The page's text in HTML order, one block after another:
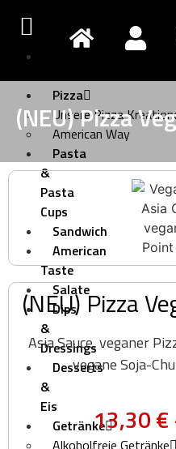
Pizza
Unsere Pizza
American Way
Pasta
&
Pasta
Cups
Sandwich
American
Taste
Salate
Dips
&
Dressings
Desserts
&
Eis
Getränke
Alkoholfreie Getränke
(NEU) Pizza
(NEU) Pizza
Asia Sauce, veganer
vegane Soja-
13,30€